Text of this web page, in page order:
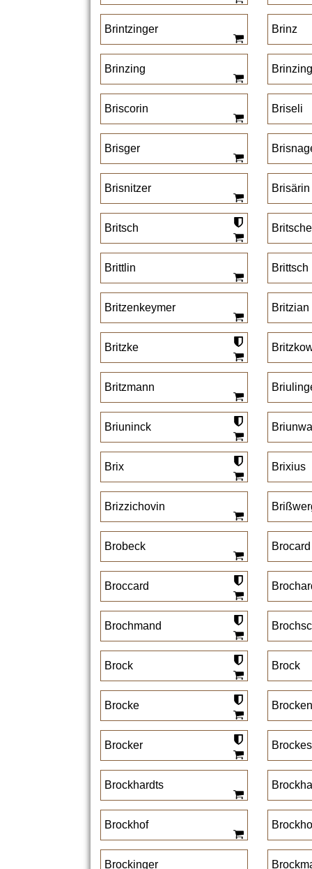
Brintzinger Brinz
Brinzing
Briscorin Briseli
Brisger
Brisnitzer Brisärin
Britsch
Brittlin Brittsch
Britzenkeymer Britzian
Britzke
Britzmann
Briuninck
Brix Brixius
Brizzichovin
Brobeck Brocard
Broccard
Brochmand
Brock Brock
Brocke
Brocker Brockes
Brockhardts
Brockhof
Brockinger